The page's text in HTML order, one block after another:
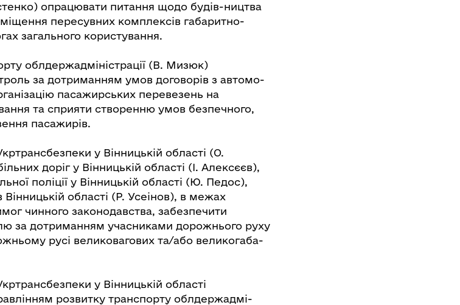
опрацювати питання щодо будів-ництва
пересувних комплексів габаритно-
загального користування.
облдержадміністрації (В. Мизюк)
за дотриманням умов договорів з автомо-
пасажирських перевезень на
та сприяти створенню умов безпечного,
пасажирів.
у Вінницькій області (О.
доріг у Вінницькій області (І. Алексєєв),
поліції у Вінницькій області (Ю. Педос),
Вінницькій області (Р. Усеінов), в межах
чинного законодавства, забезпечити
за дотриманням учасниками дорожнього руху
русі великовагових та/або великогаба-
у Вінницькій області
розвитку транспорту облдержадмі-